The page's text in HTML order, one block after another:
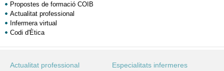
Propostes de formació COIB
Actualitat professional
Infermera virtual
Codi d'Ètica
Actualitat professional Especialitats infermeres